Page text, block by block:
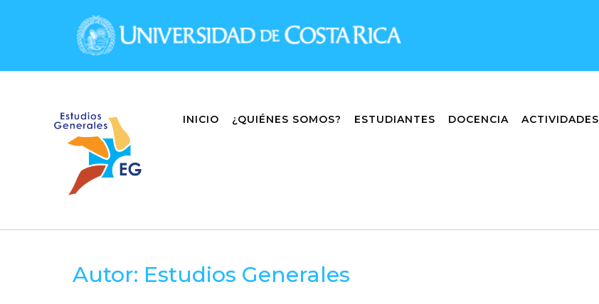
INICIO ¿QUIÉNES SOMOS? ESTUDIANTES DOCENCIA ACTIVIDADES
Autor: Estudios Generales